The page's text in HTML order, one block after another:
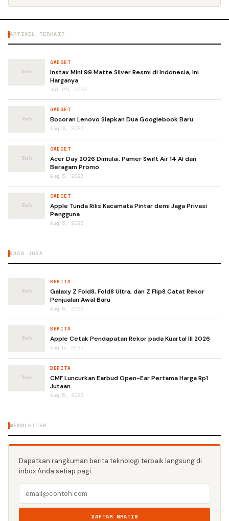
ARTIKEL TERKAIT
GADGET
Instax Mini 99 Matte Silver Resmi di Indonesia, Ini
Harganya
Jul 29, 2026
GADGET
Bocoran Lenovo Siapkan Dua Googlebook Baru
Aug 3, 2026
GADGET
Acer Day 2026 Dimulai, Pamer Swift Air 14 AI dan
Beragam Promo
Aug 3, 2026
GADGET
Apple Tunda Rilis Kacamata Pintar demi Jaga Privasi
Pengguna
Aug 3, 2026
BACA JUGA
BERITA
Galaxy Z Fold8, Fold8 Ultra, dan Z Flip8 Catat Rekor
Penjualan Awal Baru
Aug 5, 2026
BERITA
Apple Cetak Pendapatan Rekor pada Kuartal III 2026
Aug 5, 2026
BERITA
CMF Luncurkan Earbud Open-Ear Pertama Harga Rp1
Jutaan
Aug 5, 2026
NEWSLETTER
Dapatkan rangkuman berita teknologi terbaik langsung di
inbox Anda setiap pagi.
DAFTAR GRATIS